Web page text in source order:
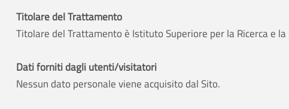
Titolare del Trattamento
Titolare del Trattamento è Istituto Superiore per la Ricerca e
Dati forniti dagli utenti/visitatori
Nessun dato personale viene acquisito dal Sito.